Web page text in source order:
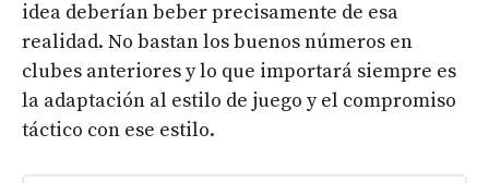
idea deberían beber precisamente de esa
realidad. No bastan los buenos números en
clubes anteriores y lo que importará siempre es
la adaptación al estilo de juego y el compromiso
táctico con ese estilo.